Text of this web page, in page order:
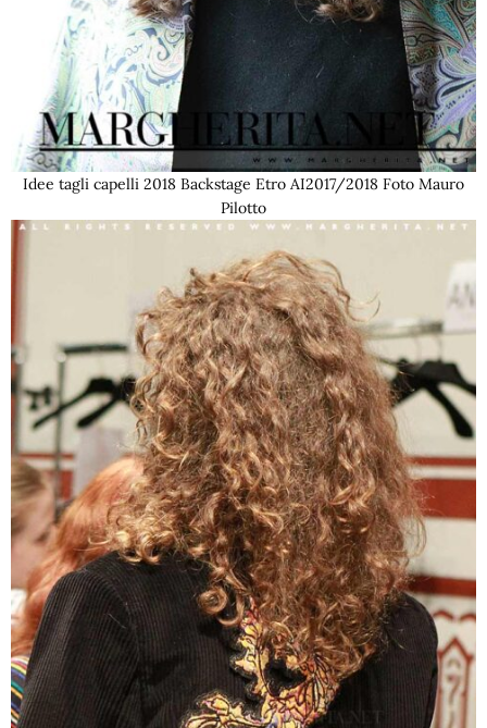
Idee tagli capelli 2018 Backstage Etro AI2017/2018 Foto Mauro
Pilotto